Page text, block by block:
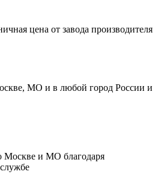
цена от завода производителя
МО и в любой город России и
Москве и МО благодаря